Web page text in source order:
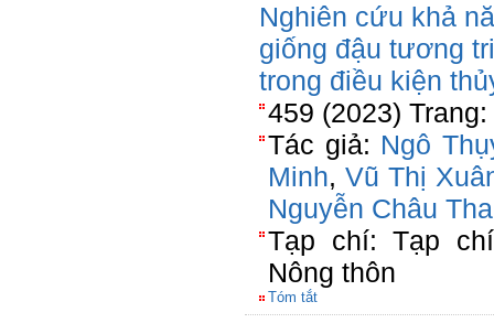
Nghiên cứu khả
giống đậu tương
trong điều kiện
459 (2023)
Tác giả: Ngô
Minh, Vũ Thị
Nguyễn Châu
Tạp chí: Tạp
Nông thôn
Tóm tắt